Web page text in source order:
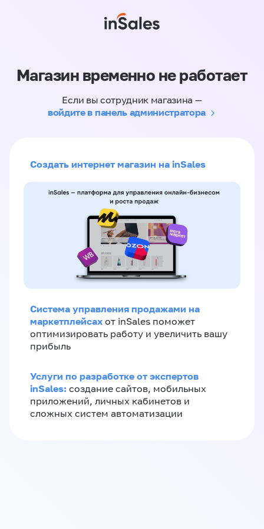
Магазин временно не работает
Если вы сотрудник магазина —
войдите в панель администратора
Создать интернет магазин на inSales
Система управления продажами на
маркетплейсах от inSales поможет
оптимизировать работу и увеличить вашу
прибыль
Услуги по разработке от экспертов
inSales: создание сайтов, мобильных
приложений, личных кабинетов и
сложных систем автоматизации